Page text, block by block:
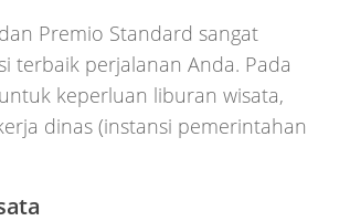
Premio Standard sangat
terbaik perjalanan Anda. Pada
keperluan liburan wisata,
dinas (instansi pemerintahan